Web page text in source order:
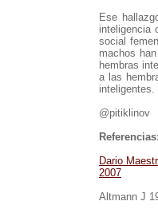
Ese
inteligencia
social
machos
hembras
a las
@pitiklinov
Referencias:
Dario
2007
Altmann J